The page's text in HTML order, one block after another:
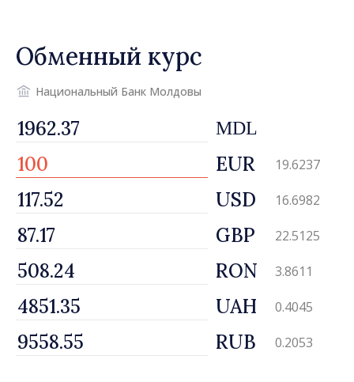
Обменный курс
Национальный Банк Молдовы
MDL
EUR 19.6237
USD 16.6982
GBP 22.5125
RON 3.8611
UAH 0.4045
RUB 0.2053